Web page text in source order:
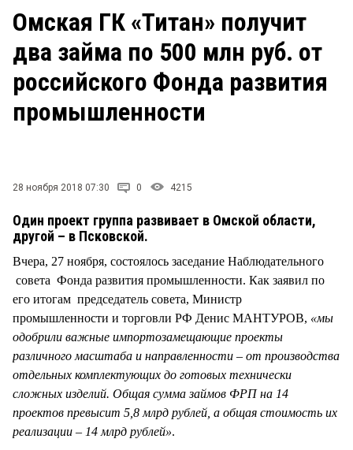
ЗАКОН
НОВОСТИ КОМПАНИЙ
Рейтинги
Блоги
Архив
Омская ГК «Титан» получит
два займа по 500 млн руб. от
российского Фонда развития
промышленности
28 ноября 2018 07:30 0 4215
Один проект группа развивает в Омской области,
другой – в Псковской.
Вчера, 27 ноября, состоялось заседание Наблюдательного
совета Фонда развития промышленности. Как заявил по
его итогам председатель совета, Министр
промышленности и торговли РФ Денис МАНТУРОВ, «мы
одобрили важные импортозамещающие проекты
различного масштаба и направленности – от производства
отдельных комплектующих до готовых технически
сложных изделий. Общая сумма займов ФРП на 14
проектов превысит 5,8 млрд рублей, а общая стоимость их
реализации – 14 млрд рублей».